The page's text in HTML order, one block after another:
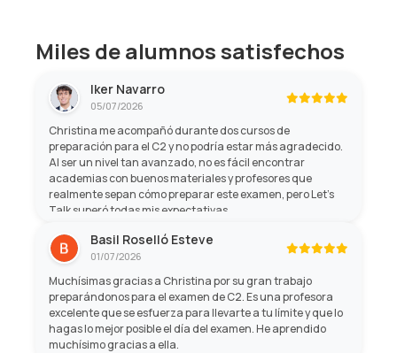
Miles de alumnos satisfechos
Iker Navarro
05/07/2026
Christina me acompañó durante dos cursos de
preparación para el C2 y no podría estar más agradecido.
Al ser un nivel tan avanzado, no es fácil encontrar
academias con buenos materiales y profesores que
realmente sepan cómo preparar este examen, pero Let's
Talk superó todas mis expectativas.
Basil Roselló Esteve
01/07/2026
Muchísimas gracias a Christina por su gran trabajo
preparándonos para el examen de C2. Es una profesora
excelente que se esfuerza para llevarte a tu límite y que lo
hagas lo mejor posible el día del examen. He aprendido
muchísimo gracias a ella.